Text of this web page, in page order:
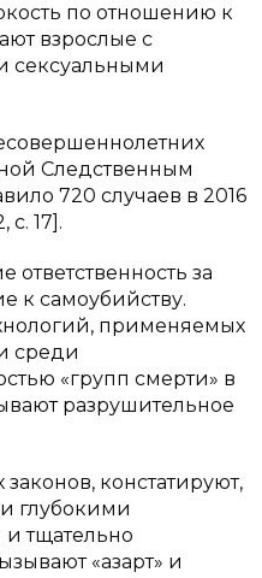
по отношению к
взрослые с
сексуальными
Следственным
720 случаев в 2016
17].
ответственность за
к самоубийству.
применяемых
среди
«групп смерти» в
разрушительное
констатируют,
глубокими
тщательно
«азарт» и